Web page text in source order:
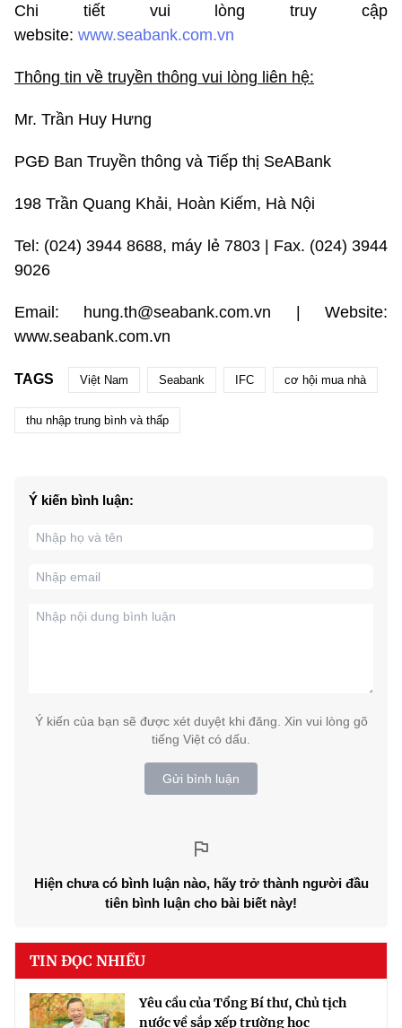
Chi tiết vui lòng truy cập
website: www.seabank.com.vn
Thông tin về truyền thông vui lòng liên hệ:
Mr. Trần Huy Hưng
PGĐ Ban Truyền thông và Tiếp thị SeABank
198 Trần Quang Khải, Hoàn Kiếm, Hà Nội
Tel: (024) 3944 8688, máy lẻ 7803 | Fax. (024) 3944
9026
Email: hung.th@seabank.com.vn | Website:
www.seabank.com.vn
TAGS Việt Nam Seabank IFC cơ hội mua nhà
thu nhập trung bình và thấp
Ý kiến bình luận:
Ý kiến của bạn sẽ được xét duyệt khi đăng. Xin vui lòng gõ
tiếng Việt có dấu.
Gửi bình luận
Hiện chưa có bình luận nào, hãy trở thành người đầu
tiên bình luận cho bài biết này!
TIN ĐỌC NHIỀU
Yêu cầu của Tổng Bí thư, Chủ tịch
nước về sắp xếp trường học